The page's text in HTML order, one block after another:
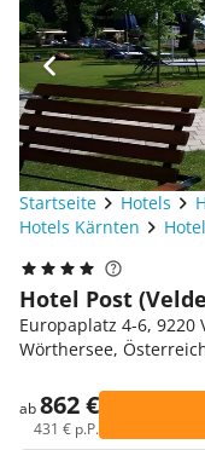
Startseite Hotels
Hotels Kärnten
Hotel Post
Europaplatz 4-6, 9220
Wörthersee,
ab862 €
431 € p.P.